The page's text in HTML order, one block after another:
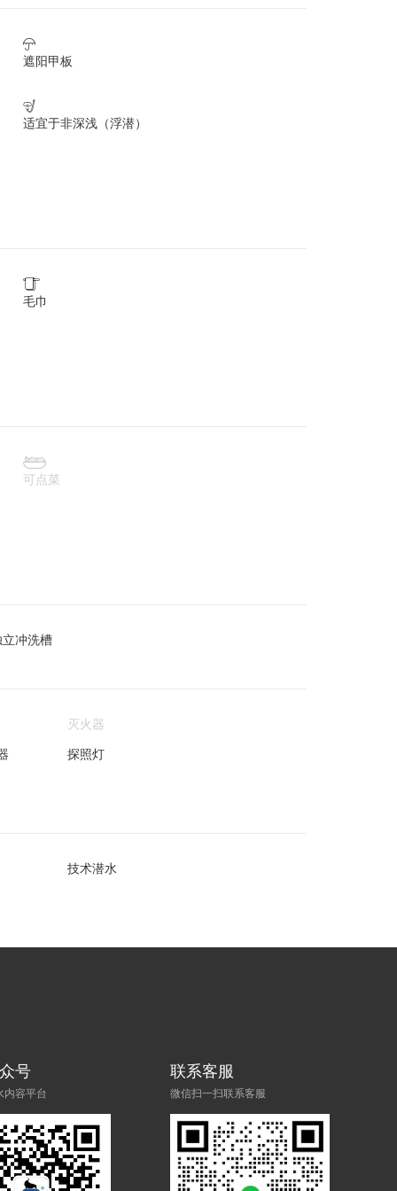

遮阳甲板

适宜于非深浅（浮潜）

毛巾

可点菜
冲洗槽
灭火器
探照灯
技术潜水
号
内容平台
联系客服
微信扫一扫联系客服